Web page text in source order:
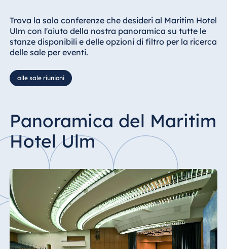
Trova la sala conferenze che desideri al Maritim Hotel
Ulm con l'aiuto della nostra panoramica su tutte le
stanze disponibili e delle opzioni di filtro per la ricerca
delle sale per eventi.
alle sale riunioni
Panoramica del Maritim
Hotel Ulm